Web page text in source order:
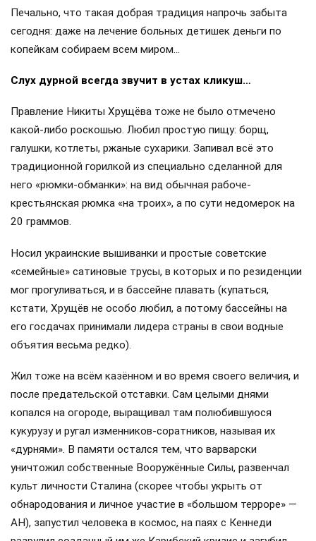
Печально, что такая добрая традиция напрочь забыта
сегодня: даже на лечение больных детишек деньги по
копейкам собираем всем миром…
Слух дурной всегда звучит в устах кликуш…
Правление Никиты Хрущёва тоже не было отмечено
какой-либо роскошью. Любил простую пищу: борщ,
галушки, котлеты, ржаные сухарики. Запивал всё это
традиционной горилкой из специально сделанной для
него «рюмки-обманки»: на вид обычная рабоче-
крестьянская рюмка «на троих», а по сути недомерок на
20 граммов.
Носил украинские вышиванки и простые советские
«семейные» сатиновые трусы, в которых и по резиденции
мог прогуливаться, и в бассейне плавать (купаться,
кстати, Хрущёв не особо любил, а потому бассейны на
его госдачах принимали лидера страны в свои водные
объятия весьма редко).
Жил тоже на всём казённом и во время своего величия, и
после предательской отставки. Сам целыми днями
копался на огороде, выращивал там полюбившуюся
кукурузу и ругал изменников-соратников, называя их
«дурнями». В памяти остался тем, что варварски
уничтожил собственные Вооружённые Силы, развенчал
культ личности Сталина (скорее чтобы укрыть от
обнародования и личное участие в «большом терроре» —
АН), запустил человека в космос, на паях с Кеннеди